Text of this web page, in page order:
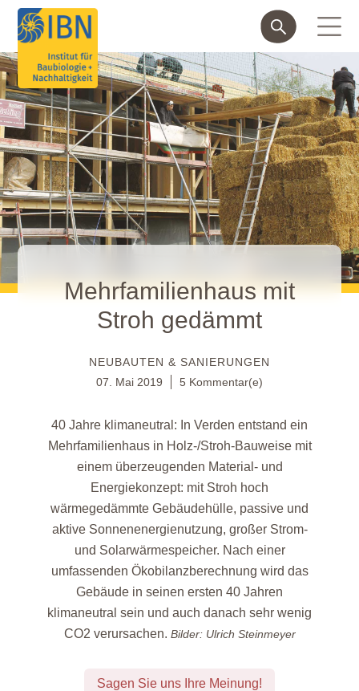
Mehrfamilienhaus mit
Stroh gedämmt
NEUBAUTEN & SANIERUNGEN
07. Mai 2019
5 Kommentar(e)
40 Jahre klimaneutral: In Verden entstand ein
Mehrfamilienhaus in Holz-/Stroh-Bauweise mit
einem überzeugenden Material- und
Energiekonzept: mit Stroh hoch
wärmegedämmte Gebäudehülle, passive und
aktive Sonnenenergienutzung, großer Strom-
und Solarwärmespeicher. Nach einer
umfassenden Ökobilanzberechnung wird das
Gebäude in seinen ersten 40 Jahren
klimaneutral sein und auch danach sehr wenig
CO2 verursachen. Bilder: Ulrich Steinmeyer
Sagen Sie uns Ihre Meinung!